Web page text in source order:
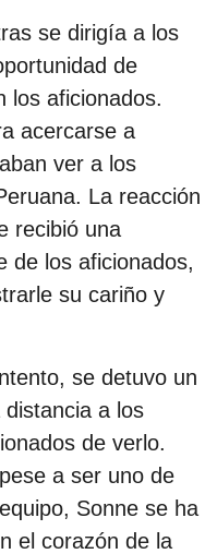
se dirigía a los
de
los aficionados.
acercarse a
ver a los
La reacción
recibió una
de los aficionados,
su cariño y
se detuvo un
a los
de verlo.
a ser uno de
Sonne se ha
el corazón de la